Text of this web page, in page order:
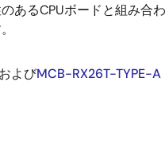
あるCPUボードと組み合
およびMCB-RX26T-TYPE-A